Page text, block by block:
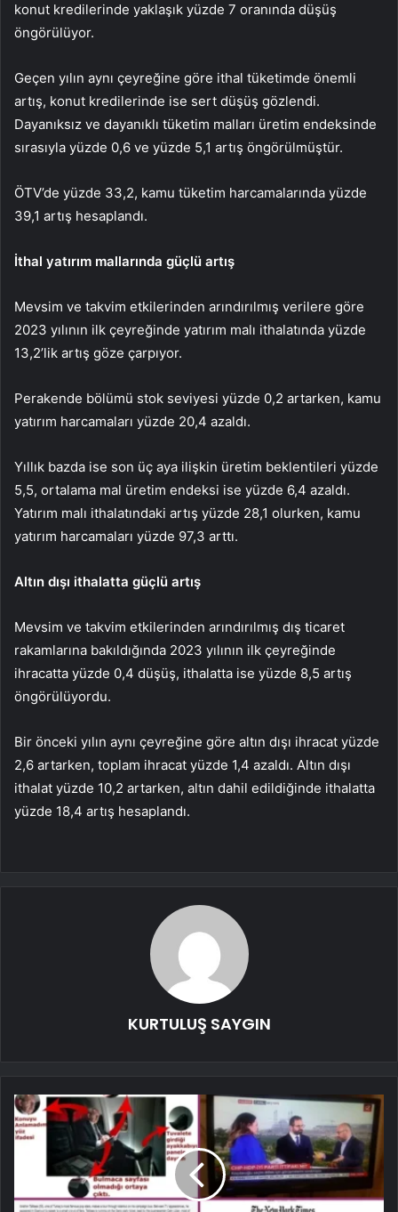
konut kredilerinde yaklaşık yüzde 7 oranında düşüş
öngörülüyor.
Geçen yılın aynı çeyreğine göre ithal tüketimde önemli
artış, konut kredilerinde ise sert düşüş gözlendi.
Dayanıksız ve dayanıklı tüketim malları üretim endeksinde
sırasıyla yüzde 0,6 ve yüzde 5,1 artış öngörülmüştür.
ÖTV’de yüzde 33,2, kamu tüketim harcamalarında yüzde
39,1 artış hesaplandı.
İthal yatırım mallarında güçlü artış
Mevsim ve takvim etkilerinden arındırılmış verilere göre
2023 yılının ilk çeyreğinde yatırım malı ithalatında yüzde
13,2’lik artış göze çarpıyor.
Perakende bölümü stok seviyesi yüzde 0,2 artarken, kamu
yatırım harcamaları yüzde 20,4 azaldı.
Yıllık bazda ise son üç aya ilişkin üretim beklentileri yüzde
5,5, ortalama mal üretim endeksi ise yüzde 6,4 azaldı.
Yatırım malı ithalatındaki artış yüzde 28,1 olurken, kamu
yatırım harcamaları yüzde 97,3 arttı.
Altın dışı ithalatta güçlü artış
Mevsim ve takvim etkilerinden arındırılmış dış ticaret
rakamlarına bakıldığında 2023 yılının ilk çeyreğinde
ihracatta yüzde 0,4 düşüş, ithalatta ise yüzde 8,5 artış
öngörülüyordu.
Bir önceki yılın aynı çeyreğine göre altın dışı ihracat yüzde
2,6 artarken, toplam ihracat yüzde 1,4 azaldı. Altın dışı
ithalat yüzde 10,2 artarken, altın dahil edildiğinde ithalatta
yüzde 18,4 artış hesaplandı.
KURTULUŞ SAYGIN